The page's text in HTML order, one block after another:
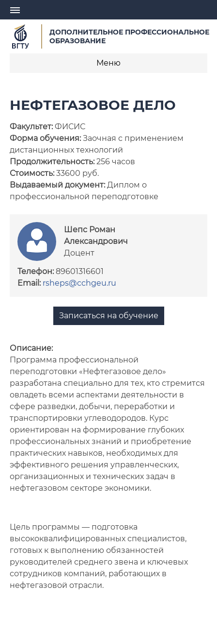
ДОПОЛНИТЕЛЬНОЕ ПРОФЕССИОНАЛЬНОЕ
ОБРАЗОВАНИЕ
Меню
Профессиональная переподготовка
Курсы повышения квалификации
Курсы для педагогических работников
Заявка на разработку образовательной
Сотрудники
Документы
Нормативное обеспечение
образовательных программ
НЕФТЕГАЗОВОЕ ДЕЛО
Факультет:ФИСИС
Форма обучения:Заочная с применением
дистанционных технологий
Продолжительность:256 часов
Стоимость:33600 руб.
Выдаваемый документ:Диплом о
профессиональной переподготовке
Шепс Роман
Александрович
Доцент
Телефон:89601316601
Email: rsheps@cchgeu.ru
Записаться на обучение
Описание:
Программа профессиональной
переподготовки «Нефтегазовое дело»
разработана специально для тех, кто стремится
овладеть всеми аспектами деятельности в
сфере разведки, добычи, переработки и
транспортировки углеводородов. Курс
ориентирован на формирование глубоких
профессиональных знаний и приобретение
практических навыков, необходимых для
эффективного решения управленческих,
организационных и технических задач в
нефтегазовом секторе экономики.
Цель программы — подготовка
высококвалифицированных специалистов,
готовых к выполнению обязанностей
руководителей среднего звена и ключевых
сотрудников компаний, работающих в
нефтегазовой отрасли.